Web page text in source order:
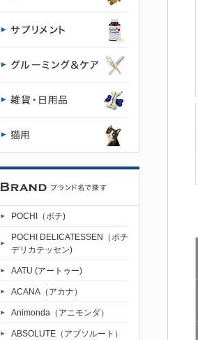
POCHI - ポ
チ公式サイ
ト
POCHI（ポチ)
POCHI DELICATESSEN（ポチ
デリカテッセン)
AATU (アートゥー)
ACANA（アカナ）
Animonda（アニモンダ）
ABSOLUTE（アブソルート）